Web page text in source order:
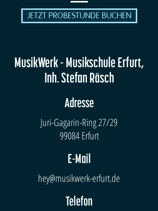
JETZT PROBESTUNDE BUCHEN
MusikWerk - Musikschule Erfurt,
Inh. Stefan Räsch
Adresse
Juri-Gagarin-Ring 27/29
99084 Erfurt
E-Mail
hey@musikwerk-erfurt.de
Telefon